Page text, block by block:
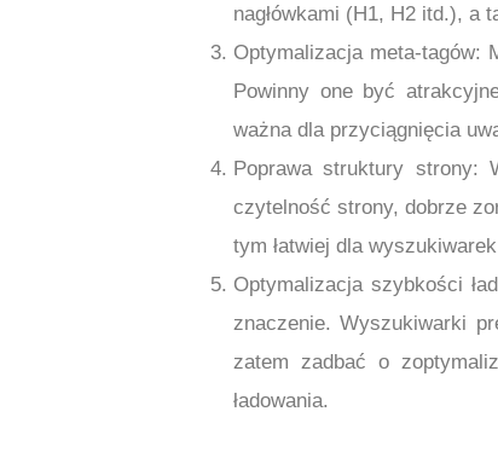
nagłówkami (H1, H2 itd.), a
Optymalizacja meta-tagów:
Powinny one być
ważna dla przyciągnięcia
Poprawa struktury strony:
czytelność strony, dobrze
tym łatwiej dla
Optymalizacja szybkości
znaczenie. Wyszukiwarki
zatem zadbać o
ładowania.